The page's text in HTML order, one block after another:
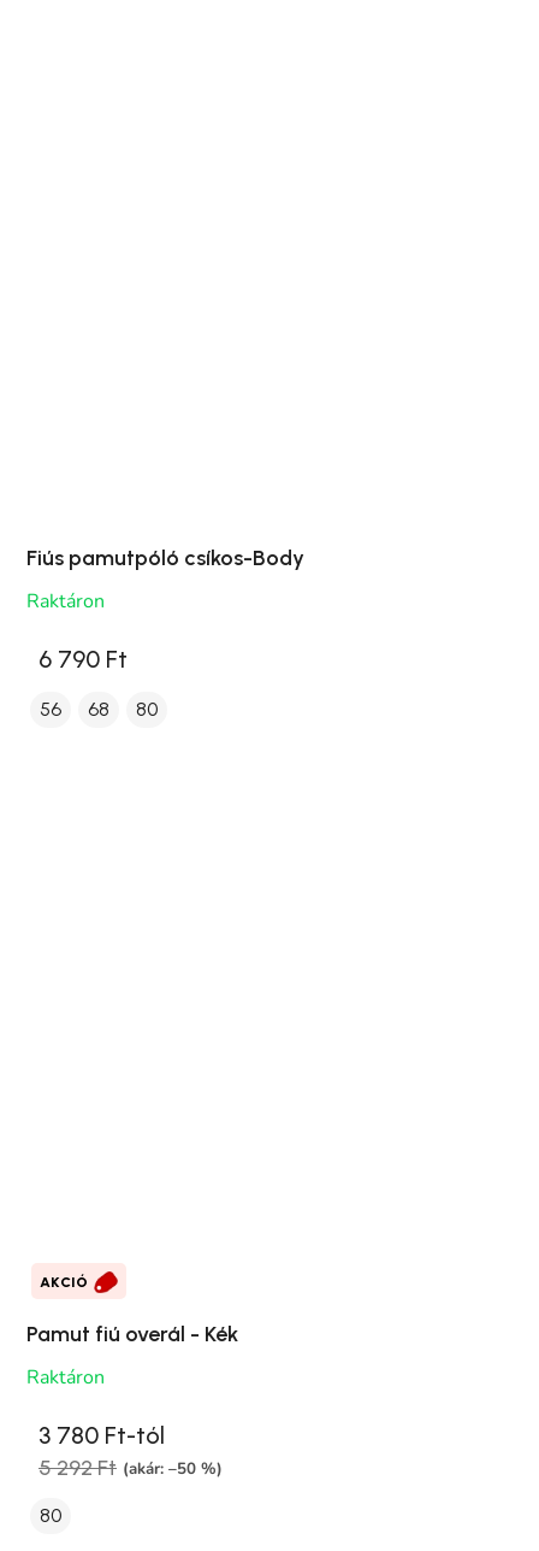
Fiús pamutpóló csíkos-Body
Raktáron
6 790 Ft
56 68 80
AKCIÓ
Pamut fiú overál - Kék
Raktáron
3 780 Ft-tól
5 292 Ft (akár: –50 %)
80